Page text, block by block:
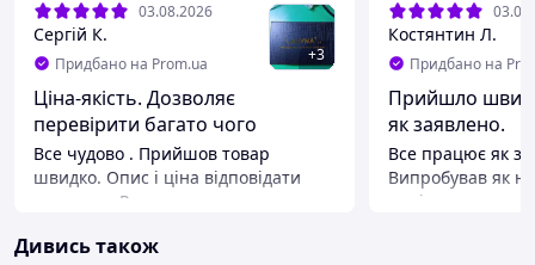
03.08.2026
Сергій К.
Придбано на Prom.ua +3
Ціна-якість. Дозволяє
перевірити багато чого
Все чудово . Прийшов товар
швидко. Опис і ціна відповідати
заявлено. Рекомендую
Працює відмінно
Костянтин Л.
Придбано на
Прийшло
як заявлено.
Все працює як
Випробував як
так і на
Дивись також